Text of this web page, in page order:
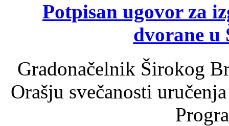
Potpisan ugovor za
dvorane u
Gradonačelnik Širokog
Orašju svečanosti